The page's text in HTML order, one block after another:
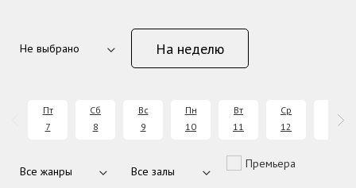
На неделю
Пт
7
Сб
8
Вс
9
Пн
10
Вт
11
Ср
12
13
Премьера